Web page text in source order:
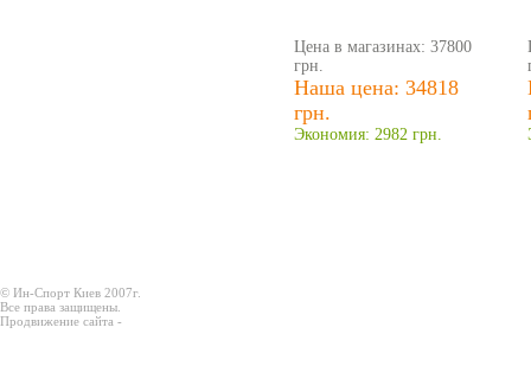
Цена в магазинах: 37800
грн.
Наша цена: 34818
грн.
Экономия: 2982 грн.
© Ин-Спорт Киев 2007г.
Все права защищены.
Продвижение сайта -